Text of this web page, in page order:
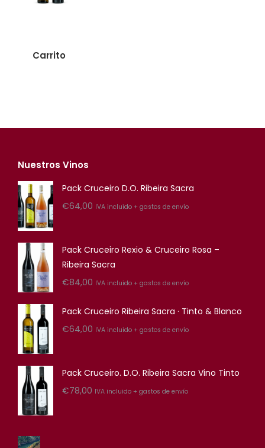
Carrito
Nuestros Vinos
Pack Cruceiro D.O. Ribeira Sacra
€64,00 IVA incluido + gastos de envío
Pack Cruceiro Rexio & Cruceiro Rosa –
Ribeira Sacra
€84,00 IVA incluido + gastos de envío
Pack Cruceiro Ribeira Sacra · Tinto & Blanco
€64,00 IVA incluido + gastos de envío
Pack Cruceiro. D.O. Ribeira Sacra Vino Tinto
€78,00 IVA incluido + gastos de envío